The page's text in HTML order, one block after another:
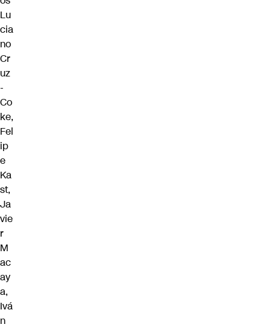
Lu
cia
no
Cr
uz
-
Co
ke,
Fel
ip
e
Ka
st,
Ja
vie
r
M
ac
ay
a,
Ivá
n